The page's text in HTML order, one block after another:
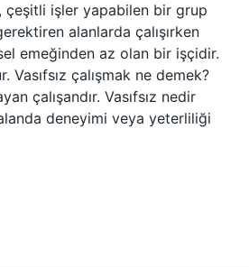
işler yapabilen bir grup
alanlarda çalışırken
emeğinden az olan bir işçidir.
Vasıfsız çalışmak ne demek?
çalışandır. Vasıfsız nedir
deneyimi veya yeterliliği